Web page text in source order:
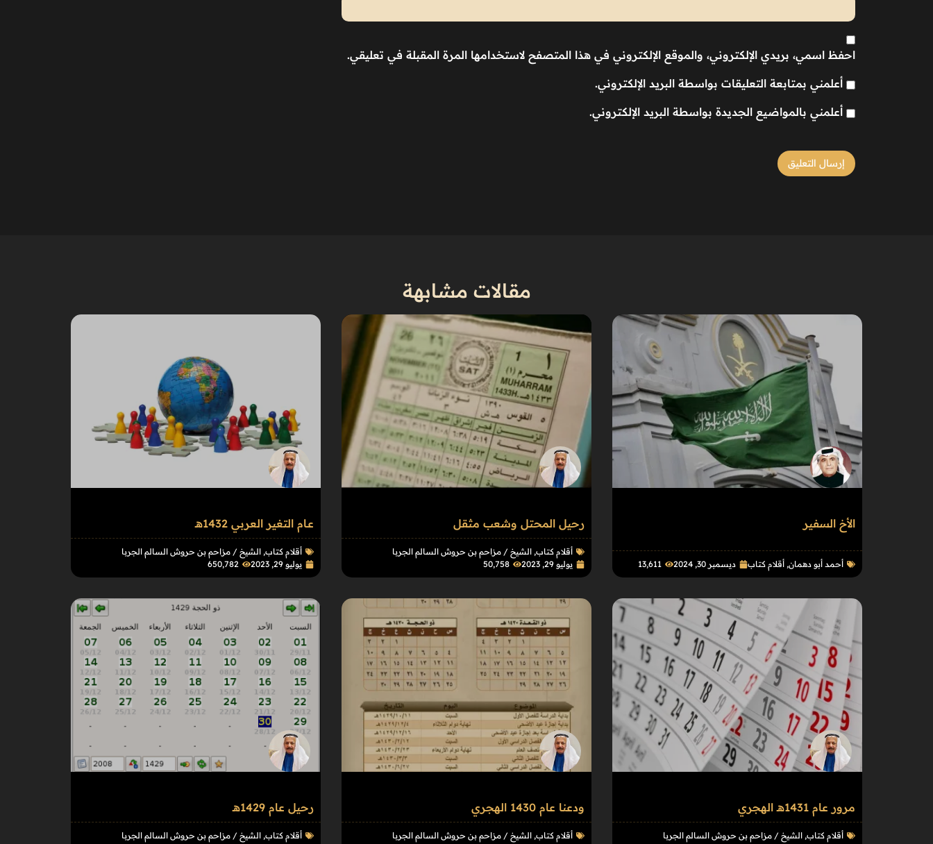
احفظ اسمي، بريدي الإلكتروني، والموقع الإلكتروني في هذا المتصفح لاستخدامها المرة المقبلة في تعليقي.
أعلمني بمتابعة التعليقات بواسطة البريد الإلكتروني.
أعلمني بالمواضيع الجديدة بواسطة البريد الإلكتروني.
مقالات مشابهة
الأخ السفير
أحمد أبو دهمان, أقلام كتاب ديسمبر 30, 2024 13٬611
رحيل المحتل وشعب مثقل
أقلام كتاب, الشيخ / مزاحم بن حروش السالم الجربا
يوليو 29, 2023
50٬758
عـام التغير العربي 1432هـ
أقلام كتاب, الشيخ / مزاحم بن حروش السالم الجربا
يوليو 29, 2023
650٬782
مرور عام 1431هـ الهجري
أقلام كتاب, الشيخ / مزاحم بن حروش السالم الجربا
ودعنا عام 1430 الهجري
أقلام كتاب, الشيخ / مزاحم بن حروش السالم الجربا
رحيل عام 1429هـ
أقلام كتاب, الشيخ / مزاحم بن حروش السالم الجربا